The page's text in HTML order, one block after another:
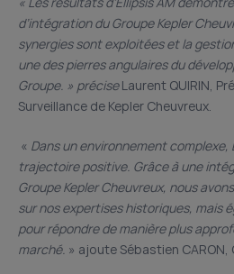
d’intégration du Groupe Kepler
synergies sont exploitées et la
une des pierres angulaires du
Groupe. » préciseLaurent QUIRIN,
Surveillance de Kepler Cheuvreux.
« Dans un environnement complexe,
trajectoire positive. Grâce à une
Groupe Kepler Cheuvreux, nous
sur nos expertises historiques, mais
pour répondre de manière plus
marché. » ajoute Sébastien CARON,